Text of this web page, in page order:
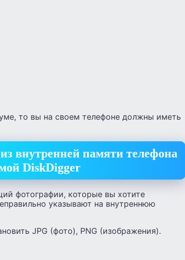
то вы на своем телефоне должны иметь
внутренней памяти телефона
DiskDigger
фотографии, которые вы хотите
указывают на внутреннюю
JPG (фото), PNG (изображения).